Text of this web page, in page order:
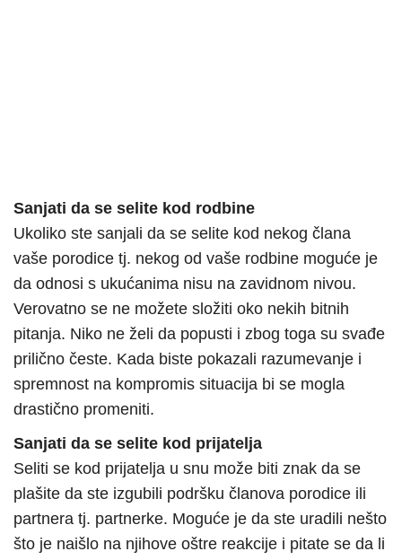
Sanjati da se selite kod rodbine
Ukoliko ste sanjali da se selite kod nekog člana
vaše porodice tj. nekog od vaše rodbine moguće je
da odnosi s ukućanima nisu na zavidnom nivou.
Verovatno se ne možete složiti oko nekih bitnih
pitanja. Niko ne želi da popusti i zbog toga su svađe
prilično česte. Kada biste pokazali razumevanje i
spremnost na kompromis situacija bi se mogla
drastično promeniti.
Sanjati da se selite kod prijatelja
Seliti se kod prijatelja u snu može biti znak da se
plašite da ste izgubili podršku članova porodice ili
partnera tj. partnerke. Moguće je da ste uradili nešto
što je naišlo na njihove oštre reakcije i pitate se da li